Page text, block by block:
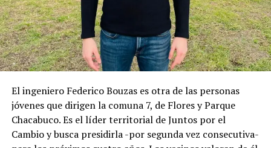
El ingeniero Federico Bouzas es otra de las personas
jóvenes que dirigen la comuna 7, de Flores y Parque
Chacabuco. Es el líder territorial de Juntos por el
Cambio y busca presidirla -por segunda vez consecutiva-